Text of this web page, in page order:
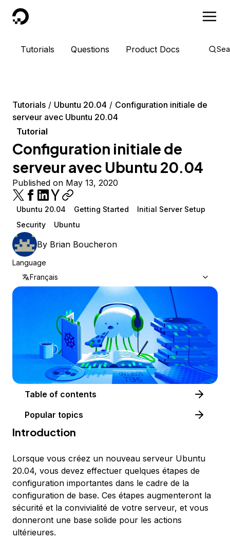
DigitalOcean
Tutorials Questions Product Docs
Tutorials Ubuntu 20.04
Configuration initiale de
serveur avec Ubuntu 20.04
Tutorial
Configuration initiale de
serveur avec Ubuntu 20.04
Published on May 13, 2020
Ubuntu 20.04 Getting Started
Initial Server Setup
Security
Ubuntu
By Brian Boucheron
Language
Français
Table of contents
Popular topics
Introduction
Lorsque vous créez un nouveau serveur Ubuntu
20.04, vous devez effectuer quelques étapes de
configuration importantes dans le cadre de la
configuration de base. Ces étapes augmenteront la
sécurité et la convivialité de votre serveur, et vous
donneront une base solide pour les actions
ultérieures.